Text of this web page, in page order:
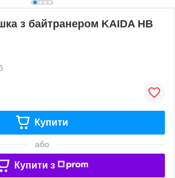
з байтранером KAIDA HB
Купити
або
Купити з